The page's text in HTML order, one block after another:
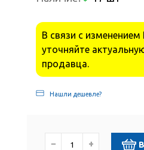
В связи с изменением
уточняйте
продавца.
Нашли дешевле?
− +